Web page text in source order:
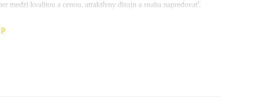
medzi kvalitou a cenou, atraktívny dizajn a snaha napredovať.
COMPATROL, ktorý poskytuje informácie o miere zhutnenia